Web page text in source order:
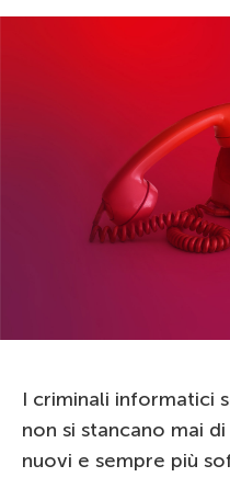
I criminali informatici
non si stancano mai
nuovi e sempre più